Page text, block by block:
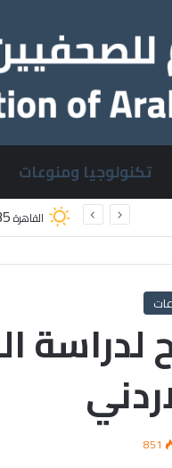
تكنولوجيا ومنوعات
القاهرة
لدراسة
851